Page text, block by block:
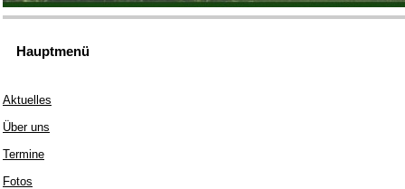
Hauptmenü
Aktuelles
Über uns
Termine
Fotos